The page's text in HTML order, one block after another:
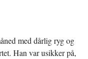
med dårlig ryg og
Han var usikker på,